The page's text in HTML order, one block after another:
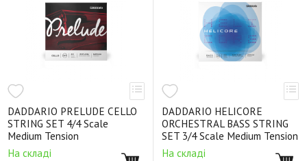
DADDARIO PRELUDE CELLO
STRING SET 4/4 Scale
Medium Tension
На складі
DADDARIO HELICORE
ORCHESTRAL BASS STRING
SET 3/4 Scale Medium Tension
На складі